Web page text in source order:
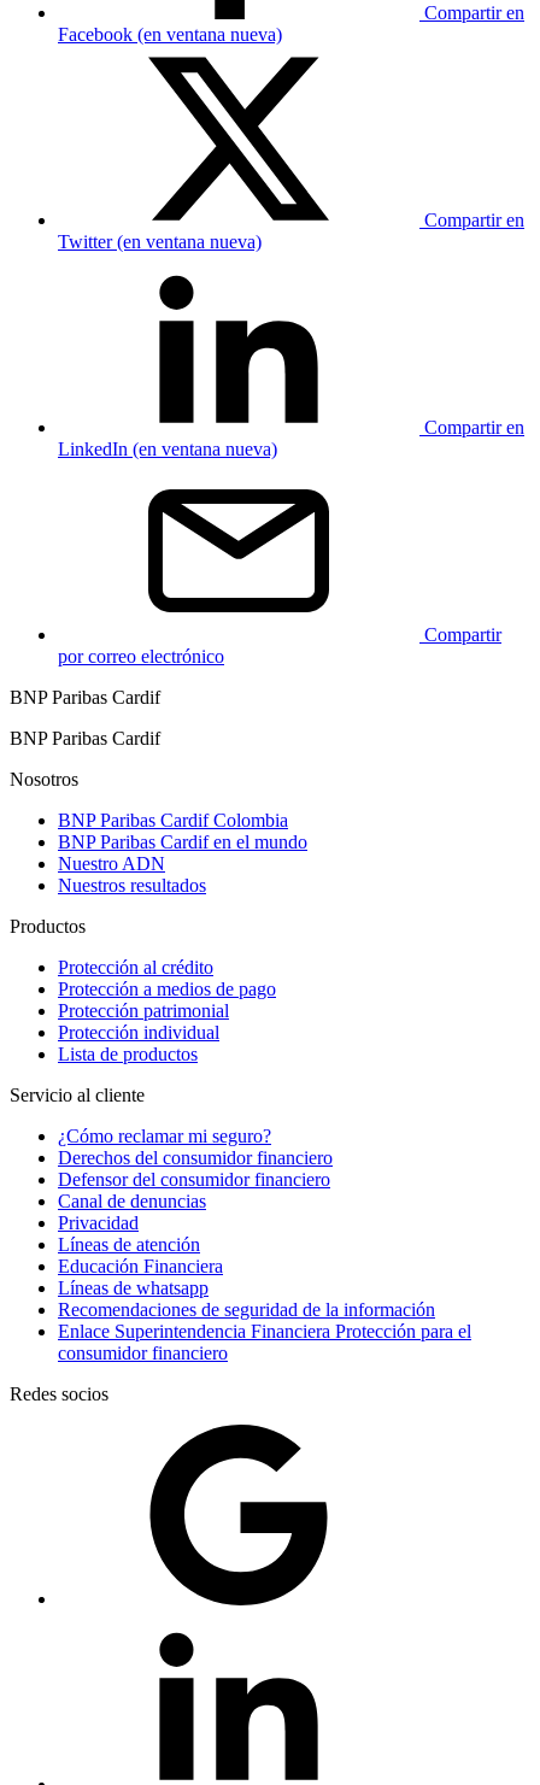
Compartir en
Facebook (en ventana nueva)
Compartir en
Twitter (en ventana nueva)
Compartir en
LinkedIn (en ventana nueva)
Compartir
por correo electrónico
BNP Paribas Cardif
BNP Paribas Cardif
Nosotros
BNP Paribas Cardif Colombia
BNP Paribas Cardif en el mundo
Nuestro ADN
Nuestros resultados
Productos
Protección al crédito
Protección a medios de pago
Protección patrimonial
Protección individual
Lista de productos
Servicio al cliente
¿Cómo reclamar mi seguro?
Derechos del consumidor financiero
Defensor del consumidor financiero
Canal de denuncias
Privacidad
Líneas de atención
Educación Financiera
Líneas de whatsapp
Recomendaciones de seguridad de la información
Enlace Superintendencia Financiera Protección para el
consumidor financiero
Redes socios